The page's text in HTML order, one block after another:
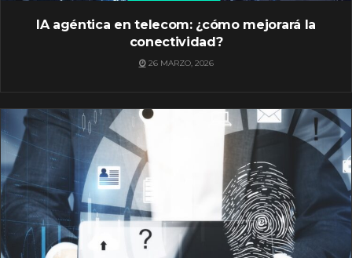
IA agéntica en telecom: ¿cómo mejorará la
conectividad?
26 MARZO, 2026